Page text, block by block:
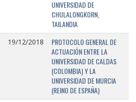
UNIVERSIDAD DE
CHULALONGKORN,
TAILANDIA
19/12/2018
PROTOCOLO GENERAL DE
ACTUACIÓN ENTRE LA
UNIVERSIDAD DE CALDAS
(COLOMBIA) Y LA
UNIVERSIDAD DE MURCIA
(REINO DE ESPAÑA)